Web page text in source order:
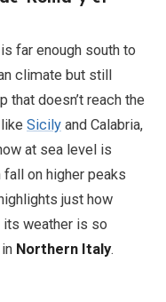
far enough south to
climate but still
that doesn’t reach the
Sicily and Calabria,
at sea level is
on higher peaks
just how
its weather is so
Northern Italy.